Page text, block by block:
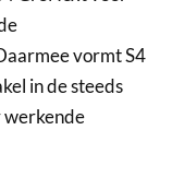
vormt S4
in de steeds
werkende